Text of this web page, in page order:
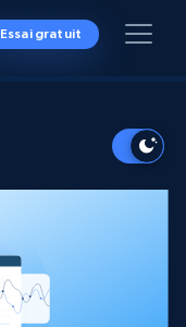
Essai gratuit